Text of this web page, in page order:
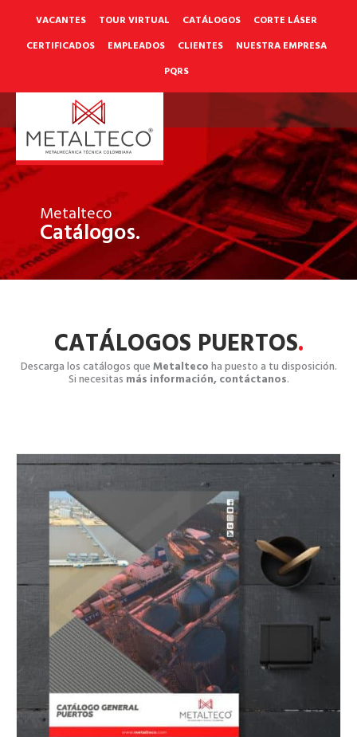
VACANTES TOUR VIRTUAL CATÁLOGOS
CORTE LÁSER
CERTIFICADOS
EMPLEADOS CLIENTES
NUESTRA EMPRESA
PQRS
Metalteco
Catálogos.
CATÁLOGOS PUERTOS.
Descarga los catálogos queMetaltecoha puesto a tu disposición.
Si necesitas más información, contáctanos.